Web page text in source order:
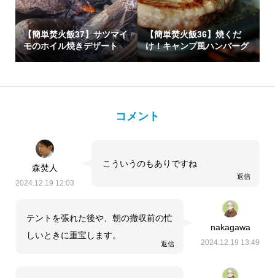
【簡単焚火飯37】サツマイ
モのホイル焼きデザート
【簡単焚火飯36】焼くだ
け！キャンプ風ハンバーグ
コメント
森焚人
2024.12.19 12:03
返信
こういうのもありですね
nakagawa
2024.12.19 13:49
返信
テントを張れた後や、朝の撤収前の忙
しいときに重宝します。